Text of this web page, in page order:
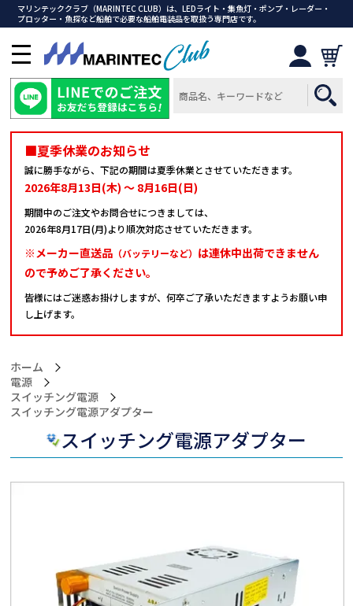
マリンテッククラブ（MARINTEC CLUB）は、LEDライト・集魚灯・ポンプ・レーダー・
プロッター・魚探など船舶で必要な船舶電装品を取扱う専門店です。
メ
ニ
ュ
ー
を
■夏季休業のお知らせ
誠に勝手ながら、下記の期間は夏季休業とさせていただきます。
2026年8月13日(木) ～ 8月16日(日)
期間中のご注文やお問合せにつきましては、
2026年8月17日(月)より順次対応させていただきます。
※メーカー直送品 （バッテリーなど） は連休中出荷できません
ので予めご了承ください。
皆様にはご迷惑お掛けしますが、何卒ご了承いただきますようお願い申
し上げます。
ホーム
電源
スイッチング電源
>スイッチング電源アダプター
スイッチング電源アダプター